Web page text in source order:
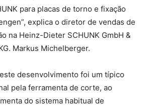
para placas de torno e fixação
explica o diretor de vendas de
na Heinz-Dieter SCHUNK GmbH &
Markus Michelberger.
desenvolvimento foi um típico
pela ferramenta de corte, ao
do sistema habitual de